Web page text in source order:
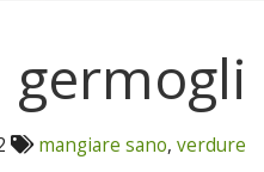
germogli
mangiare sano,verdure